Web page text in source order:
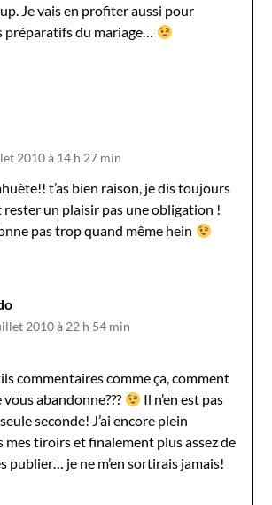
Je vais en profiter aussi pour
préparatifs du mariage…
2010 à 14 h 27 min
t’as bien raison, je dis toujours
rester un plaisir pas une obligation !
pas trop quand même hein
2010 à 22 h 54 min
commentaires comme ça, comment
abandonne???
Il n’en est pas
seconde! J’ai encore plein
mes tiroirs et finalement plus assez de
publier… je ne m’en sortirais jamais!